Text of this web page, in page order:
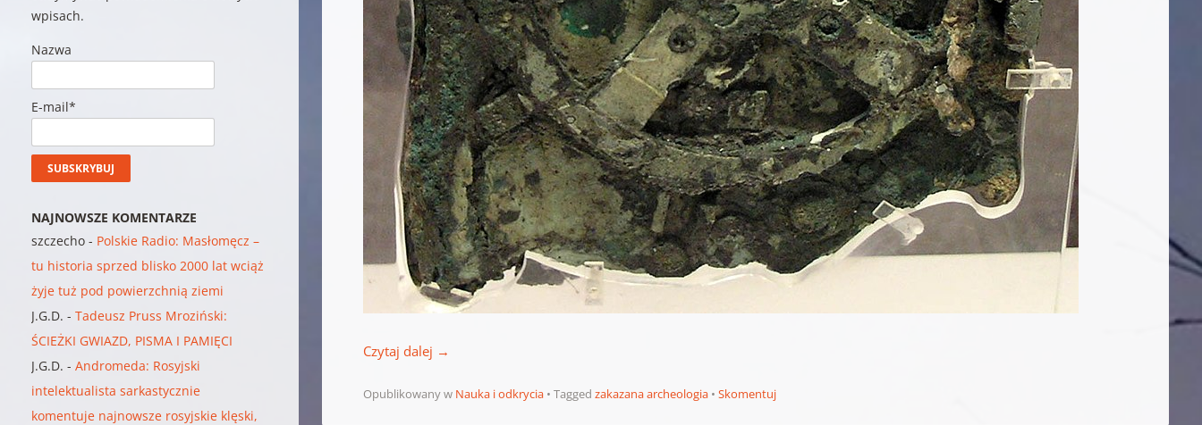
Czytaj dalej →
Opublikowany w Nauka i odkrycia Taggedzakazana archeologia Skomentuj
wpisach.
Nazwa
E-mail*
NAJNOWSZE KOMENTARZE
szczecho - Polskie Radio: Masłomęcz –
tu historia sprzed blisko 2000 lat wciąż
żyje tuż pod powierzchnią ziemi
J.G.D. -Tadeusz Pruss Mroziński:
ŚCIEŻKI GWIAZD, PISMA I PAMIĘCI
J.G.D. -Andromeda: Rosyjski
intelektualista sarkastycznie
komentuje najnowsze rosyjskie klęski,